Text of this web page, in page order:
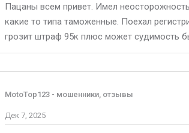
Пацаны всем привет. Имел
какие то типа таможенные. Поехал
грозит штраф 95к плюс может судимость
MotoTop123 - мошенники, отзывы
Дек 7, 2025